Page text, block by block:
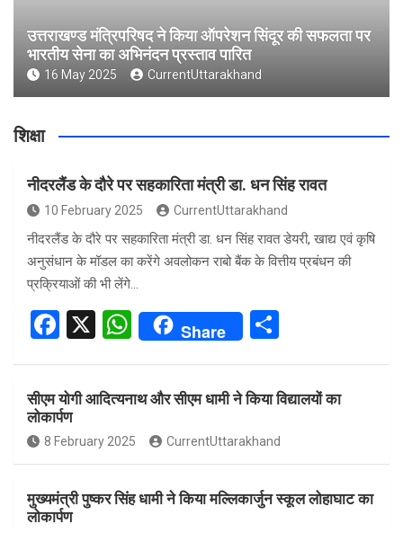
उत्तराखण्ड मंत्रिपरिषद ने किया ऑपरेशन सिंदूर की सफलता पर
भारतीय सेना का अभिनंदन प्रस्ताव पारित
16 May 2025 CurrentUttarakhand
शिक्षा
नीदरलैंड के दौरे पर सहकारिता मंत्री डा. धन सिंह रावत
10 February 2025 CurrentUttarakhand
नीदरलैंड के दौरे पर सहकारिता मंत्री डा. धन सिंह रावत डेयरी, खाद्य एवं कृषि
अनुसंधान के मॉडल का करेंगे अवलोकन राबो बैंक के वित्तीय प्रबंधन की
प्रक्रियाओं की भी लेंगे…
F
ce
b
o
o
k
X
W
s
A
p
p
Share
ar
e
सीएम योगी आदित्यनाथ और सीएम धामी ने किया विद्यालयों का
लोकार्पण
8 February 2025 CurrentUttarakhand
मुख्यमंत्री पुष्कर सिंह धामी ने किया मल्लिकार्जुन स्कूल लोहाघाट का
लोकार्पण